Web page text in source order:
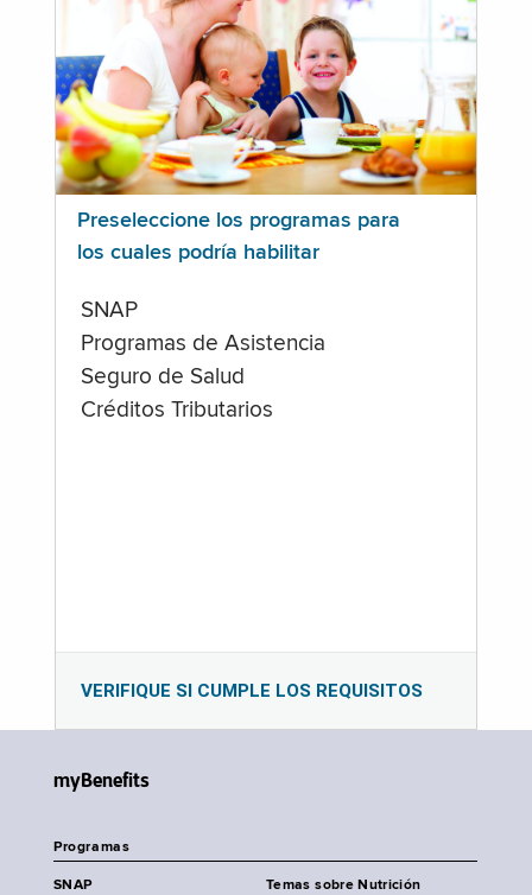
Preseleccione los programas para
los cuales podría habilitar
SNAP
Programas de Asistencia
Seguro de Salud
Créditos Tributarios
VERIFIQUE SI CUMPLE LOS REQUISITOS
myBenefits
Programas
SNAP Temas sobre Nutrición